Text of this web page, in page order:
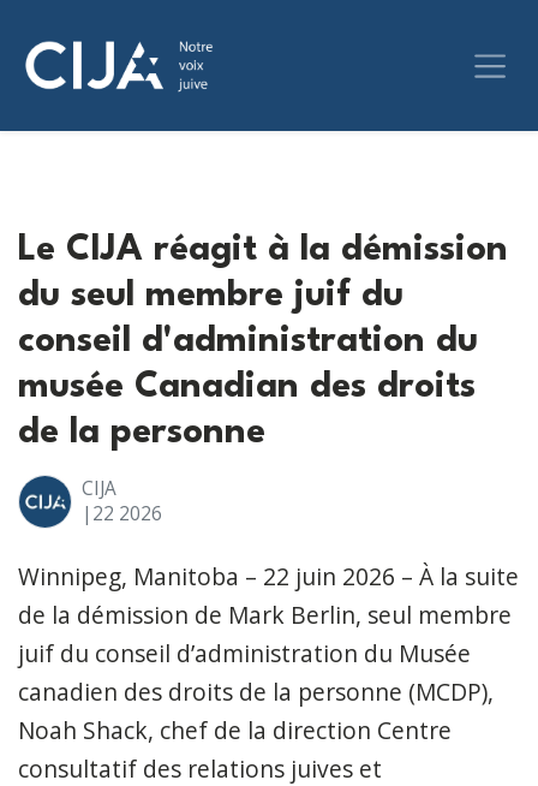
Le CIJA réagit à la démission
du seul membre juif du
conseil d'administration du
musée Canadian des droits
de la personne
CIJA
|22 2026
Winnipeg, Manitoba – 22 juin 2026 – À la suite
de la démission de Mark Berlin, seul membre
juif du conseil d’administration du Musée
canadien des droits de la personne (MCDP),
Noah Shack, chef de la direction Centre
consultatif des relations juives et